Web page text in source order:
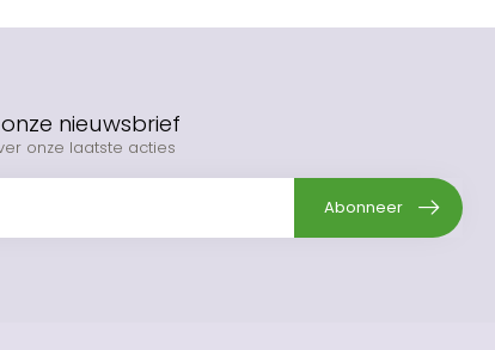
nieuwsbrief
onze laatste acties
Abonneer